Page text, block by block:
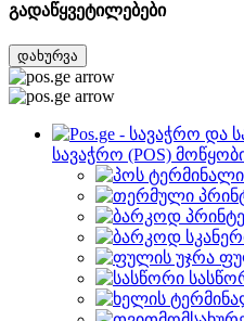
გადაწყვეტილებები
დახურვა
სავაჭრო (POS)